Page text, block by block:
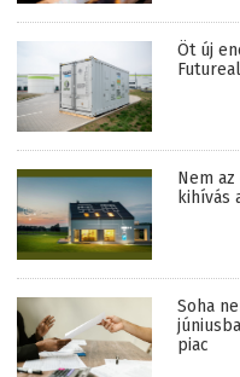
Öt új
Nem
kihívás
Soha
piac